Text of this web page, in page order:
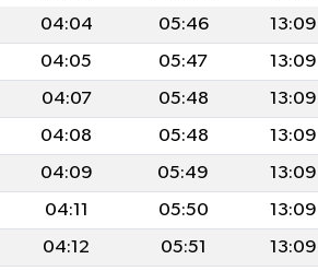
04:04 05:46 13:09
04:05 05:47 13:09
04:07 05:48 13:09
04:08 05:48 13:09
04:09 05:49 13:09
04:11 05:50 13:09
04:12 05:51 13:09